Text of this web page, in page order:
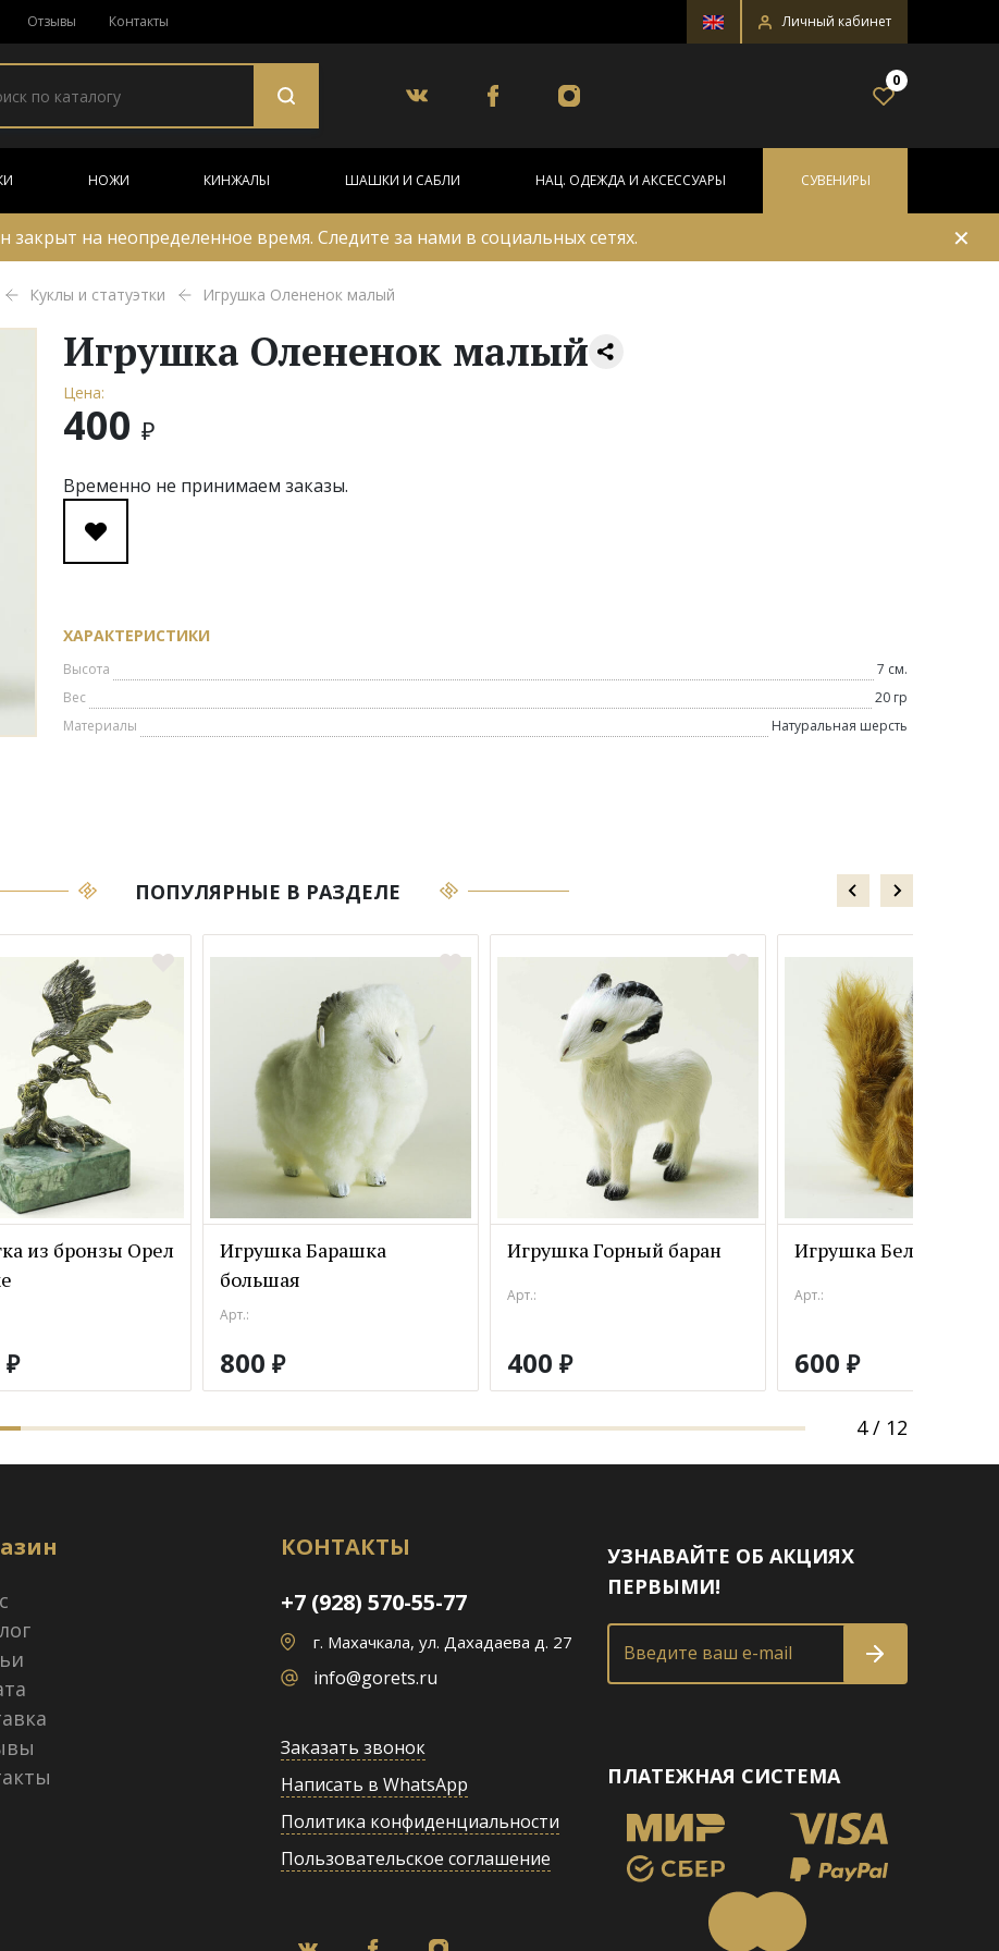
Отзывы Контакты Личный кабинет
0
НОЖИ КИНЖАЛЫ ШАШКИ И САБЛИ НАЦ. ОДЕЖДА И АКСЕССУАРЫ СУВЕНИРЫ
закрыт на неопределенное время. Следите за нами в социальных сетях. ✕
Куклы и статуэтки Игрушка Олененок малый
Игрушка Олененок малый
Цена:
400 ₽
Временно не принимаем заказы.
ХАРАКТЕРИСТИКИ
Высота
7 см.
Вес
20 гр
Материалы
Натуральная шерсть
ПОПУЛЯРНЫЕ В РАЗДЕЛЕ
из бронзы Орел
₽
Игрушка Барашка
большая
Арт.:
800 ₽
Игрушка Горный баран
Арт.:
400 ₽
Игрушка Белочка
Арт.:
600 ₽
4 / 12
КОНТАКТЫ
+7 (928) 570-55-77
г. Махачкала, ул. Дахадаева д. 27
info@gorets.ru
Заказать звонок
Написать в WhatsApp
Политика конфиденциальности
Пользовательское соглашение
УЗНАВАЙТЕ ОБ АКЦИЯХ
ПЕРВЫМИ!
Введите ваш e-mail
ПЛАТЕЖНАЯ СИСТЕМА